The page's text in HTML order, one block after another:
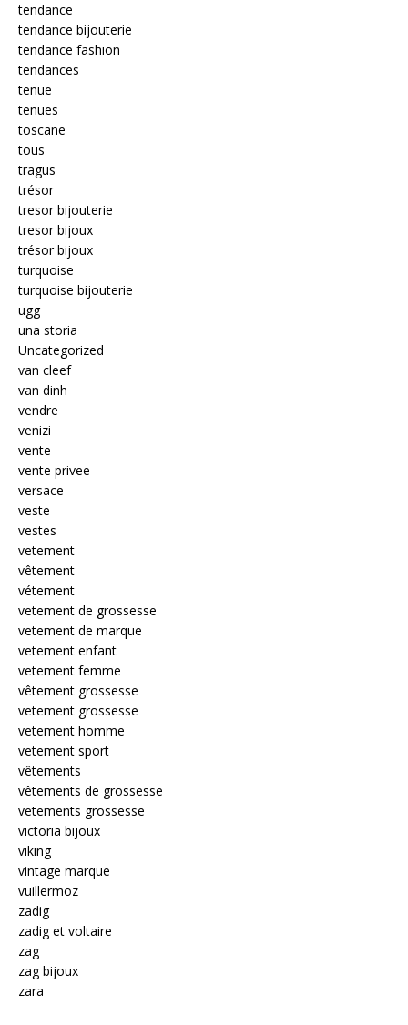
tendance
tendance bijouterie
tendance fashion
tendances
tenue
tenues
toscane
tous
tragus
trésor
tresor bijouterie
tresor bijoux
trésor bijoux
turquoise
turquoise bijouterie
ugg
una storia
Uncategorized
van cleef
van dinh
vendre
venizi
vente
vente privee
versace
veste
vestes
vetement
vêtement
vétement
vetement de grossesse
vetement de marque
vetement enfant
vetement femme
vêtement grossesse
vetement grossesse
vetement homme
vetement sport
vêtements
vêtements de grossesse
vetements grossesse
victoria bijoux
viking
vintage marque
vuillermoz
zadig
zadig et voltaire
zag
zag bijoux
zara